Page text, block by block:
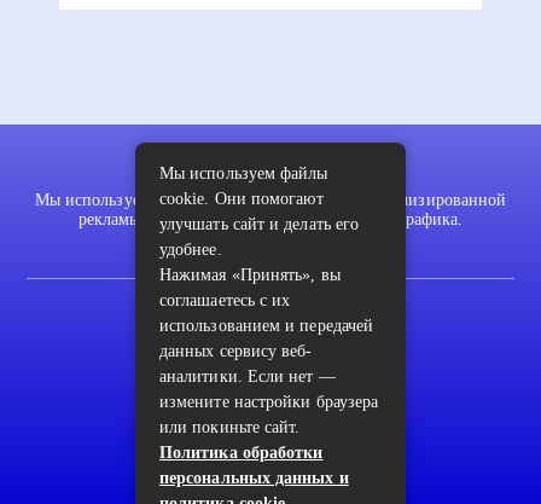
Мы используем файлы cookie для показа персонализированной
рекламы и/или контента и анализа нашего трафика.
Карта сайта
Пользовательское соглашение
Архив
Мы используем файлы
cookie. Они помогают
улучшать сайт и делать его
удобнее.
Нажимая «Принять», вы
соглашаетесь с их
использованием и передачей
данных сервису веб-
аналитики. Если нет —
измените настройки браузера
или покиньте сайт.
Политика обработки
персональных данных и